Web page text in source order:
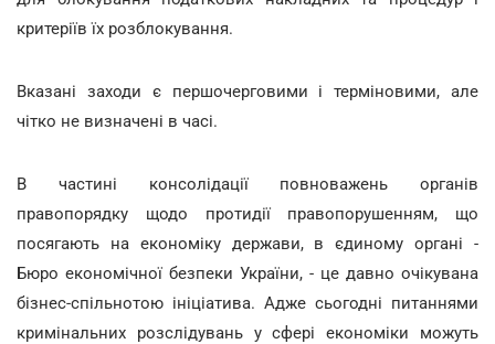
критеріїв їх розблокування.
Вказані заходи є першочерговими і терміновими, але
чітко не визначені в часі.
В частині консолідації повноважень органів
правопорядку щодо протидії правопорушенням, що
посягають на економіку держави, в єдиному органі -
Бюро економічної безпеки України, - це давно очікувана
бізнес-спільнотою ініціатива. Адже сьогодні питаннями
кримінальних розслідувань у сфері економіки можуть